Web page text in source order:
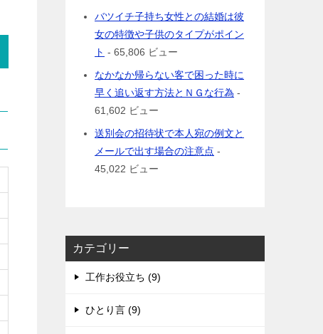
バツイチ子持ち女性との結婚は彼
女の特徴や子供のタイプがポイン
ト - 65,806 ビュー
なかなか帰らない客で困った時に
早く追い返す方法とＮＧな行為 -
61,602 ビュー
送別会の招待状で本人宛の例文と
メールで出す場合の注意点 -
45,022 ビュー
カテゴリー
工作お役立ち (9)
ひとり言 (9)